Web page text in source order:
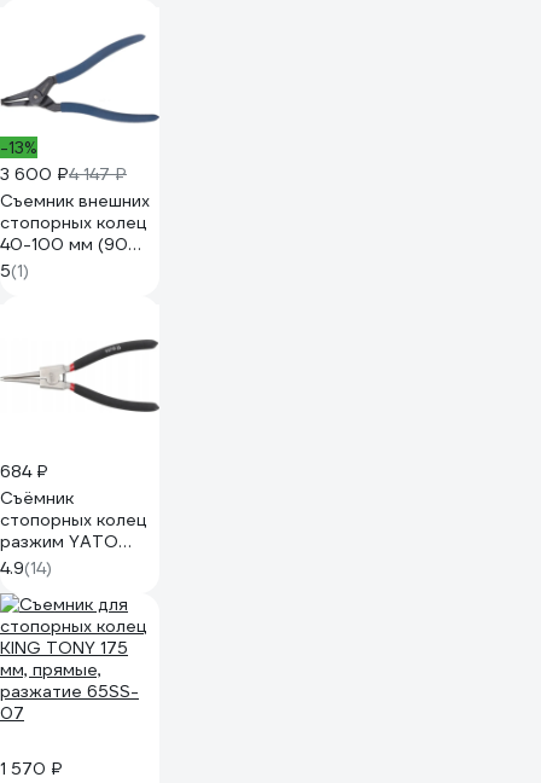
-13%
3 600 ₽4 147 ₽
Съемник внешних
стопорных колец
40-100 мм (90
градусов)
NORGAU
5(1)
684 ₽
Съёмник
стопорных колец
разжим YATO
200мм YT-2144
4.9(14)
1 570 ₽